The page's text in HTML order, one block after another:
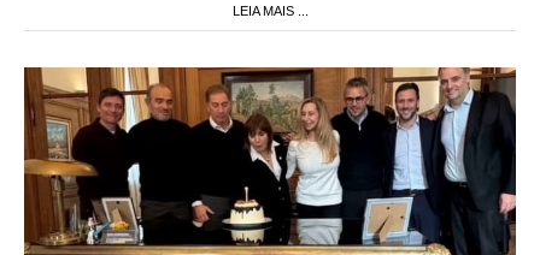
LEIA MAIS ...